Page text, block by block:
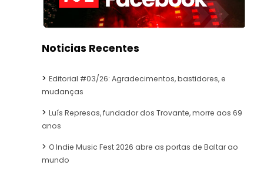
Noticias Recentes
Editorial #03/26: Agradecimentos, bastidores, e
mudanças
Luís Represas, fundador dos Trovante, morre aos 69
anos
O Indie Music Fest 2026 abre as portas de Baltar ao
mundo